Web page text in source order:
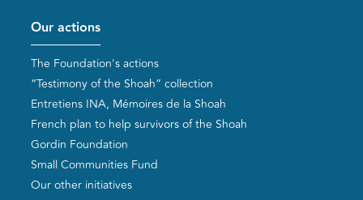
Pied de page
Our actions
The Foundation's actions
“Testimony of the Shoah” collection
Entretiens INA, Mémoires de la Shoah
French plan to help survivors of the Shoah
Gordin Foundation
Small Communities Fund
Our other initiatives